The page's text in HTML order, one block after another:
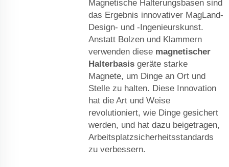
Magnetische Halterungsbasen sind
das Ergebnis innovativer MagLand-
Design- und -Ingenieurskunst.
Anstatt Bolzen und Klammern
verwenden diese magnetischer
Halterbasis geräte starke
Magnete, um Dinge an Ort und
Stelle zu halten. Diese Innovation
hat die Art und Weise
revolutioniert, wie Dinge gesichert
werden, und hat dazu beigetragen,
Arbeitsplatzsicherheitsstandards
zu verbessern.